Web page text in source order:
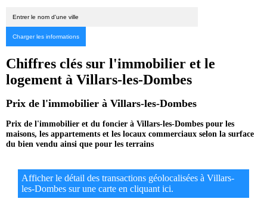
Chiffres clés sur l'immobilier et le
logement à Villars-les-Dombes
Prix de l'immobilier à Villars-les-Dombes
Prix de l'immobilier et du foncier à Villars-les-Dombes pour les
maisons, les appartements et les locaux commerciaux selon la surface
du bien vendu ainsi que pour les terrains
Afficher le détail des transactions géolocalisées à Villars-
les-Dombes sur une carte en cliquant ici.